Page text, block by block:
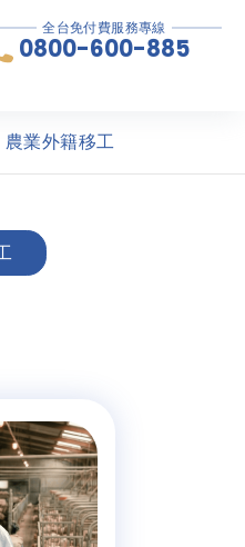
全台免付費服務專線
0800-600-885
農業外籍移工